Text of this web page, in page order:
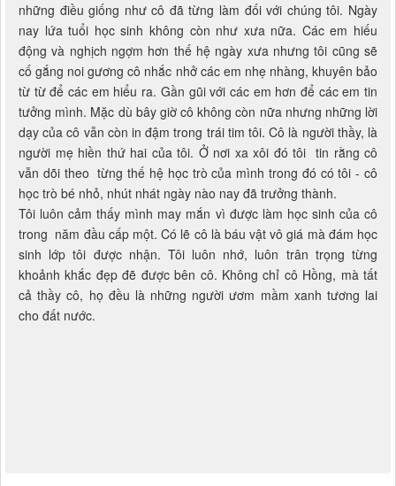
những điều giống như cô đã từng làm đối với chúng tôi. Ngày
nay lứa tuổi học sinh không còn như xưa nữa. Các em hiếu
động và nghịch ngợm hơn thế hệ ngày xưa nhưng tôi cũng sẽ
cố gắng noi gương cô nhắc nhở các em nhẹ nhàng, khuyên bảo
từ từ để các em hiểu ra. Gần gũi với các em hơn để các em tin
tưởng mình. Mặc dù bây giờ cô không còn nữa nhưng những lời
dạy của cô vẫn còn in đậm trong trái tim tôi. Cô là người thầy, là
người mẹ hiền thứ hai của tôi. Ở nơi xa xôi đó tôi tin rằng cô
vẫn dõi theo từng thế hệ học trò của mình trong đó có tôi - cô
học trò bé nhỏ, nhút nhát ngày nào nay đã trưởng thành.
Tôi luôn cảm thấy mình may mắn vì được làm học sinh của cô
trong năm đầu cấp một. Có lẽ cô là báu vật vô giá mà đám học
sinh lớp tôi được nhận. Tôi luôn nhớ, luôn trân trọng từng
khoảnh khắc đẹp đẽ được bên cô. Không chỉ cô Hồng, mà tất
cả thầy cô, họ đều là những người ươm mầm xanh tương lai
cho đất nước.